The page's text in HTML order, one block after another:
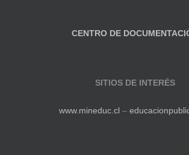
CENTRO DE
SITIOS DE INTERÉS
www.mineduc.cl –